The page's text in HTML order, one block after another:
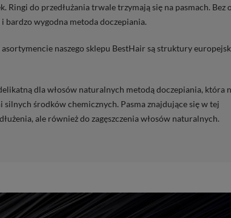
do przedłużania trwale trzymają się na pasmach. Bez
bardzo wygodna metoda doczepiania.
naszego sklepu BestHair są struktury
dla włosów naturalnych metodą doczepiania, która
środków chemicznych. Pasma znajdujące się w tej
ale również do zagęszczenia włosów naturalnych.